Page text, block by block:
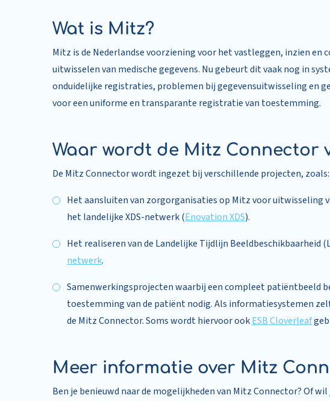
Wat is Mitz?
Mitz is de Nederlandse voorziening voor het vastleggen, inzien
uitwisselen van medische gegevens. Nu gebeurt dit vaak nog in
onduidelijke registraties, problemen bij gegevensuitwisseling en
voor een uniforme en transparante registratie van toestemming.
Waar wordt de Mitz Connector
De Mitz Connector wordt ingezet bij verschillende projecten, zoals:
Het aansluiten van zorgorganisaties op Mitz voor uitwisseling
het landelijke XDS-netwerk (Enovation XDS).
Het realiseren van de Landelijke Tijdlijn Beeldbeschikbaarheid
netwerk.
Samenwerkingsprojecten waarbij een compleet patiëntbeeld
toestemming van de patiënt nodig. Als informatiesystemen
de Mitz Connector. Soms wordt hiervoor ookESB Cloverleaf
Meer informatie over Mitz
Ben je benieuwd naar de mogelijkheden van Mitz Connector? Of